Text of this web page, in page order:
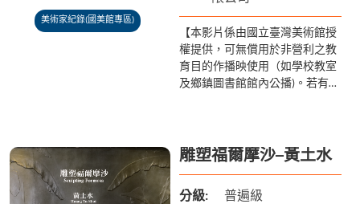
美術家紀錄(國美館專區)
【本影片係由國立臺灣美術館授
權提供，可無償用於非營利之教
育目的作播映使用（如學校教室
及鄉鎮圖書館館內公播)。若有額
雕塑福爾摩沙─黃土水
分級:
普遍級